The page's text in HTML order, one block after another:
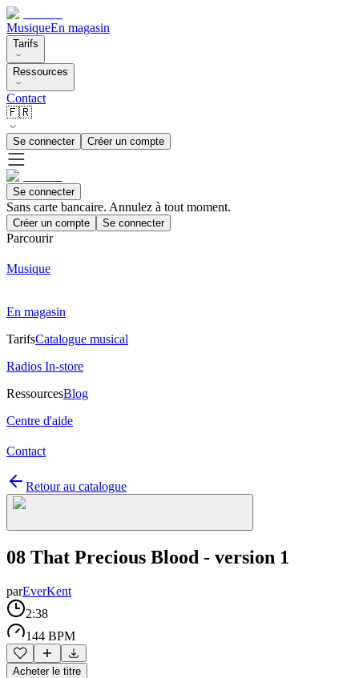
MusiqueEn magasin
Tarifs
Ressources
Contact
🇫🇷
Se connecter Créer un compte
Se connecter
Sans carte bancaire. Annulez à tout moment.
Créer un compte Se connecter
Parcourir
Musique
En magasin
TarifsCatalogue musical
Radios In-store
RessourcesBlog
Centre d'aide
Contact
Retour au catalogue
08 That Precious Blood - version 1
parEverKent
2:38
144 BPM
Acheter le titre